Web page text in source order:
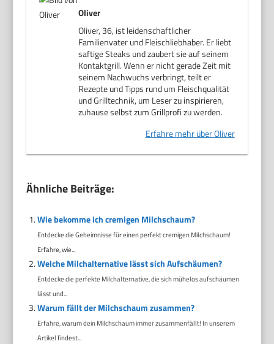
Oliver
Oliver, 36, ist leidenschaftlicher
Familienvater und Fleischliebhaber. Er liebt
saftige Steaks und zaubert sie auf seinem
Kontaktgrill. Wenn er nicht gerade Zeit mit
seinem Nachwuchs verbringt, teilt er
Rezepte und Tipps rund um Fleischqualität
und Grilltechnik, um Leser zu inspirieren,
zuhause selbst zum Grillprofi zu werden.
Erfahre mehr über Oliver
Ähnliche Beiträge:
Wie bekomme ich cremigen Milchschaum?
Entdecke die Geheimnisse für einen perfekt cremigen Milchschaum!
Erfahre, wie...
Welche Milchalternative lässt sich Aufschäumen?
Entdecke die perfekte Milchalternative, die sich mühelos aufschäumen
lässt und...
Warum fällt der Milchschaum zusammen?
Erfahre, warum dein Milchschaum immer zusammenfällt! In unserem
Artikel findest...